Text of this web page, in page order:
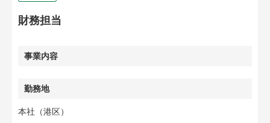
財務担当
事業内容
勤務地
本社（港区）